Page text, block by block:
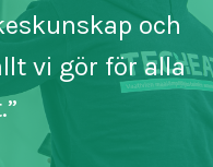
och
vi gör för alla